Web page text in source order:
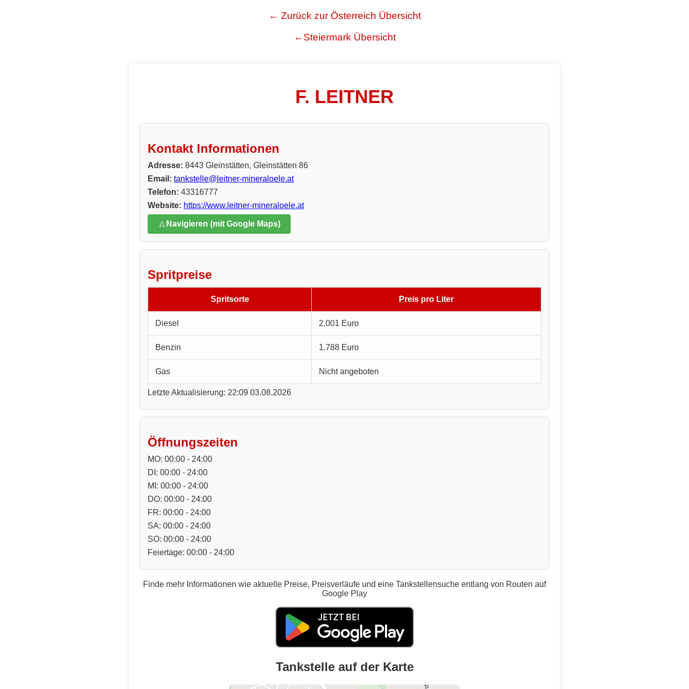
← Zurück zur Österreich Übersicht
←Steiermark Übersicht
F. LEITNER
Kontakt Informationen
Adresse: 8443 Gleinstätten, Gleinstätten 86
Email: tankstelle@leitner-mineraloele.at
Telefon: 43316777
Website: https://www.leitner-mineraloele.at
Navigieren (mit Google Maps)
Spritpreise
Spritsorte Preis pro Liter
Diesel 2.001 Euro
Benzin 1.788 Euro
Gas Nicht angeboten
Letzte Aktualisierung: 22:09 03.08.2026
Öffnungszeiten
MO: 00:00 - 24:00
DI: 00:00 - 24:00
MI: 00:00 - 24:00
DO: 00:00 - 24:00
FR: 00:00 - 24:00
SA: 00:00 - 24:00
SO: 00:00 - 24:00
Feiertage: 00:00 - 24:00
Finde mehr Informationen wie aktuelle Preise, Preisverläufe und eine Tankstellensuche entlang von Routen auf
Google Play
Tankstelle auf der Karte